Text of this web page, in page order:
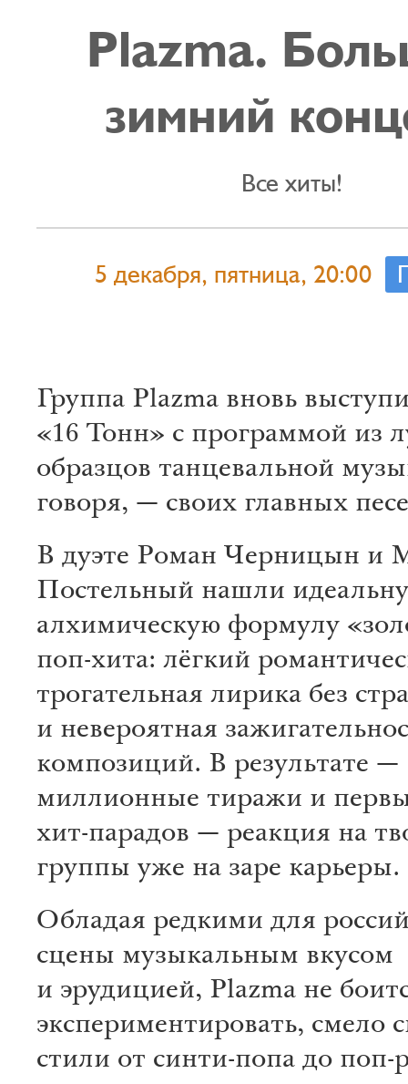
Plazma.
зимний
Все хиты!
5 декабря, пятница, 20:00
Группа Plazma вновь
«16 Тонн» с программой из
образцов танцевальной
говоря, — своих главных
В дуэте Роман Черницын и
Постельный нашли
алхимическую формулу
поп-хита: лёгкий
трогательная лирика без
и невероятная
композиций. В результате —
миллионные тиражи и
хит-парадов — реакция на
группы уже на заре карьеры.
Обладая редкими для
сцены музыкальным вкусом
и эрудицией, Plazma не
экспериментировать, смело
стили от синти-попа до поп-